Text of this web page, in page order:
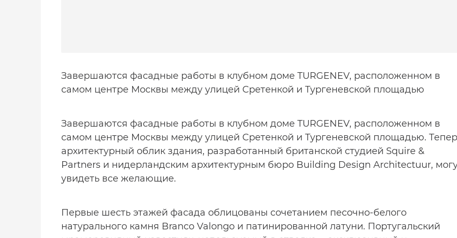
Завершаются фасадные работы в клубном доме TURGENEV, расположенном в
самом центре Москвы между улицей Сретенкой и Тургеневской площадью
Завершаются фасадные работы в клубном доме TURGENEV, расположенном в
самом центре Москвы между улицей Сретенкой и Тургеневской площадью.
архитектурный облик здания, разработанный британской студией Squire &
Partners и нидерландским архитектурным бюро Building Design Architectuur,
увидеть все желающие.
Первые шесть этажей фасада облицованы сочетанием песочно-белого
натурального камня Branco Valongo и патинированной латуни. Португальский